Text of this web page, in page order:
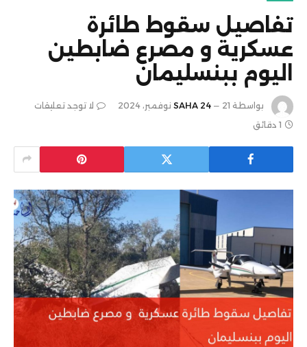
تفاصيل سقوط طائرة
عسكرية و مصرع ضابطين
اليوم ببنسليمان
بواسطة SAHA 24 21 نوفمبر، 2024
لا توجد تعليقات
1 دقائق